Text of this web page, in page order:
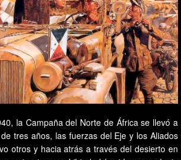
la Campaña del Norte de África se llevó a
tres años, las fuerzas del Eje y los Aliados
otros y hacia atrás a través del desierto en